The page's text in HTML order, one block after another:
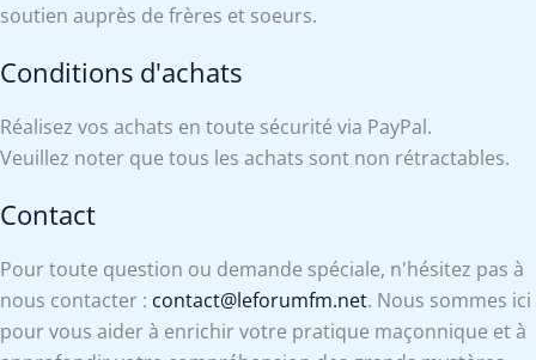
soutien auprès de frères et soeurs.
Conditions d'achats
Réalisez vos achats en toute sécurité via PayPal.
Veuillez noter que tous les achats sont non rétractables.
Contact
Pour toute question ou demande spéciale, n'hésitez pas à
nous contacter : contact@leforumfm.net. Nous sommes ici
pour vous aider à enrichir votre pratique maçonnique et à